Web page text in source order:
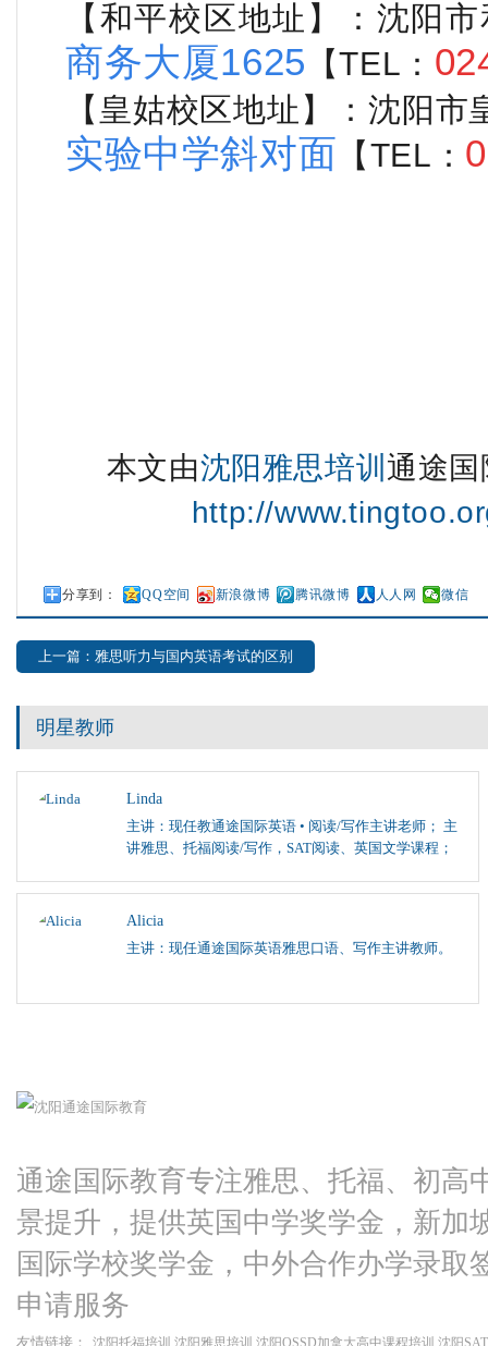
【和平校区地址】：沈阳
商务大厦1625 【TEL：
【皇姑校区地址】：沈阳
实验中学斜对面 【TEL：
本文由沈阳雅思培训 通途
http://
分享到： QQ空间 新浪微博 腾讯微博 人人网 微信
上一篇：雅思听力与国内英语考试的区别
明星教师
Linda
主讲：现任教通途国际英语 • 阅读/写作主讲老师； 主
讲雅思、托福阅读/写作，SAT阅读、英国文学课程；
Alicia
主讲：现任通途国际英语雅思口语、写作主讲教师。
通途国际教育专注雅思、托福、初高
景提升，提供英国中学奖学金，新加
国际学校奖学金，中外合作办学录取
申请服务
友情链接： 沈阳托福培训 沈阳雅思培训 沈阳OSSD加拿大高中课程培训 沈阳